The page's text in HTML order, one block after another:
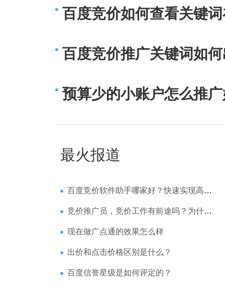
百度竞价如何查看关键
百度竞价推广关键词如
预算少的小账户怎么推
最火报道
百度竞价软件助手哪家好？快速实现高回报哪家强？
竞价推广员，竞价工作有前途吗？为什么待遇那么高
现在做广点通的效果怎么样
出价和点击价格区别是什么？
百度信誉星级是如何评定的？